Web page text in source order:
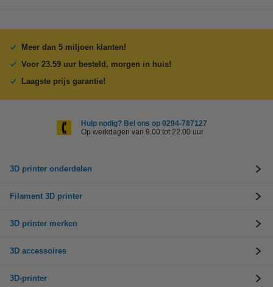
Meer dan 5 miljoen klanten!
Voor 23.59 uur besteld, morgen in huis!
Laagste prijs garantie!
Hulp nodig? Bel ons op 0294-787127
Op werkdagen van 9.00 tot 22.00 uur
3D printer onderdelen
Filament 3D printer
3D printer merken
3D accessoires
3D-printer